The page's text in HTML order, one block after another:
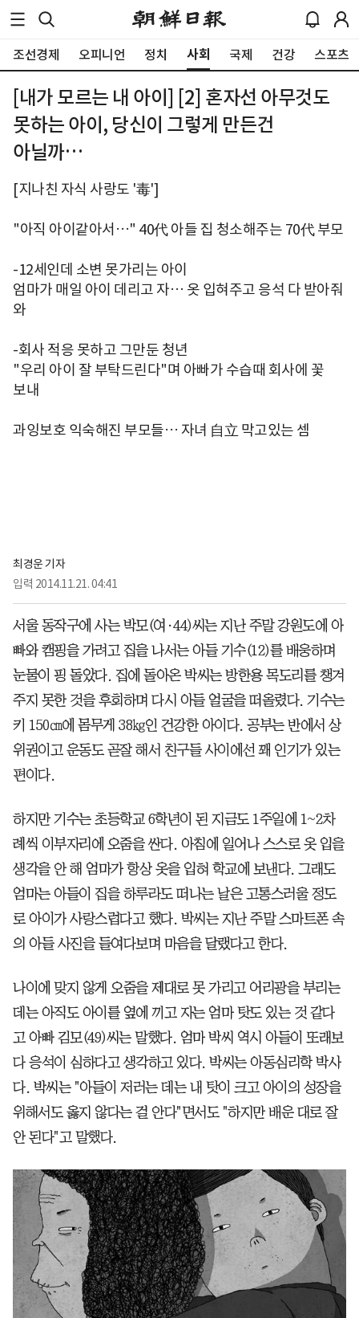
조선경제 오피니언 정치 사회 국제 건강 스포츠
[내가 모르는 내 아이] [2] 혼자선 아무것도
못하는 아이, 당신이 그렇게 만든건
아닐까…
[지나친 자식 사랑도 '毒']
"아직 아이같아서…" 40代 아들 집 청소해주는 70代 부모
-12세인데 소변 못가리는 아이
엄마가 매일 아이 데리고 자… 옷 입혀주고 응석 다 받아줘
와
-회사 적응 못하고 그만둔 청년
"우리 아이 잘 부탁드린다"며 아빠가 수습때 회사에 꽃
보내
과잉보호 익숙해진 부모들… 자녀 自立 막고있는 셈
최경운 기자
입력 2014.11.21. 04:41
서울 동작구에 사는 박모(여·44)씨는 지난 주말 강원도에 아
빠와 캠핑을 가려고 집을 나서는 아들 기수(12)를 배웅하며
눈물이 핑 돌았다. 집에 돌아온 박씨는 방한용 목도리를 챙겨
주지 못한 것을 후회하며 다시 아들 얼굴을 떠올렸다. 기수는
키 150㎝에 몸무게 38㎏인 건강한 아이다. 공부는 반에서 상
위권이고 운동도 곧잘 해서 친구들 사이에선 꽤 인기가 있는
편이다.
하지만 기수는 초등학교 6학년이 된 지금도 1주일에 1~2차
례씩 이부자리에 오줌을 싼다. 아침에 일어나 스스로 옷 입을
생각을 안 해 엄마가 항상 옷을 입혀 학교에 보낸다. 그래도
엄마는 아들이 집을 하루라도 떠나는 날은 고통스러울 정도
로 아이가 사랑스럽다고 했다. 박씨는 지난 주말 스마트폰 속
의 아들 사진을 들여다보며 마음을 달랬다고 한다.
나이에 맞지 않게 오줌을 제대로 못 가리고 어리광을 부리는
데는 아직도 아이를 옆에 끼고 자는 엄마 탓도 있는 것 같다
고 아빠 김모(49)씨는 말했다. 엄마 박씨 역시 아들이 또래보
다 응석이 심하다고 생각하고 있다. 박씨는 아동심리학 박사
다. 박씨는 "아들이 저러는 데는 내 탓이 크고 아이의 성장을
위해서도 옳지 않다는 걸 안다"면서도 "하지만 배운 대로 잘
안 된다"고 말했다.